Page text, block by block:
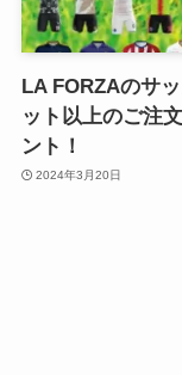
LA FORZAのサ
ット以上のご注
ント！
2024年3月20日